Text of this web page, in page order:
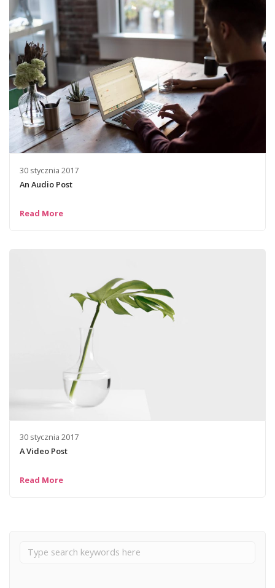
30 stycznia 2017
An Audio Post
Read More
30 stycznia 2017
A Video Post
Read More